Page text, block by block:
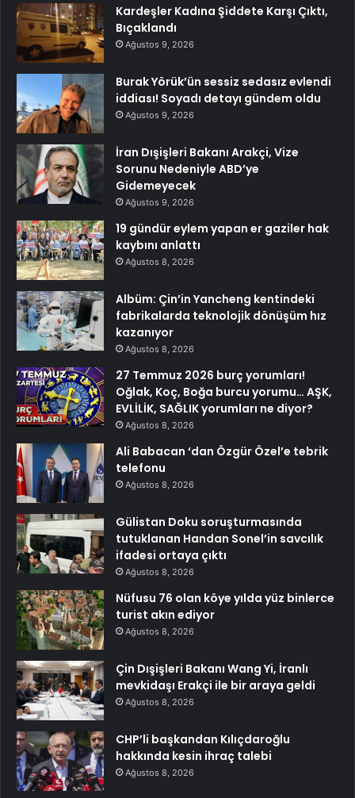
Kardeşler Kadına Şiddete Karşı Çıktı,
Bıçaklandı
Ağustos 9, 2026
Burak Yörük’ün sessiz sedasız evlendi
iddiası! Soyadı detayı gündem oldu
Ağustos 9, 2026
İran Dışişleri Bakanı Arakçi, Vize
Sorunu Nedeniyle ABD’ye
Gidemeyecek
Ağustos 9, 2026
19 gündür eylem yapan er gaziler hak
kaybını anlattı
Ağustos 8, 2026
Albüm: Çin’in Yancheng kentindeki
fabrikalarda teknolojik dönüşüm hız
kazanıyor
Ağustos 8, 2026
27 Temmuz 2026 burç yorumları!
Oğlak, Koç, Boğa burcu yorumu… AŞK,
EVLİLİK, SAĞLIK yorumları ne diyor?
Ağustos 8, 2026
Ali Babacan ‘dan Özgür Özel’e tebrik
telefonu
Ağustos 8, 2026
Gülistan Doku soruşturmasında
tutuklanan Handan Sonel’in savcılık
ifadesi ortaya çıktı
Ağustos 8, 2026
Nüfusu 76 olan köye yılda yüz binlerce
turist akın ediyor
Ağustos 8, 2026
Çin Dışişleri Bakanı Wang Yi, İranlı
mevkidaşı Erakçi ile bir araya geldi
Ağustos 8, 2026
CHP’li başkandan Kılıçdaroğlu
hakkında kesin ihraç talebi
Ağustos 8, 2026